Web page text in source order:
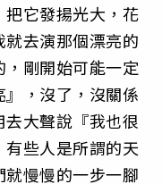
它發揚光大，花
去演那個漂亮的
剛開始可能一定
，沒了，沒關係
大聲說『我也很
些人是所謂的天
慢慢的一步一腳